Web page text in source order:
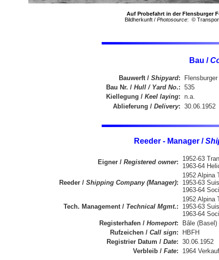
Auf Probefahrt in der Flensburger
Bildherkunft /Photosource: ©
Bau /
Bauwerft / Shipyard:
Bau Nr. / Hull / Yard No.: 535
Kiellegung / Keel laying: n.a.
Ablieferung / Delivery: 30.06.1952
Reeder - Manager /
Eigner / Registered owner:
1952-63
1963-64
Reeder / Shipping Company (Manager):
1952 Alpina
1953-63
1963-64
Tech. Management / Technical Mgmt.:
1952 Alpina
1953-63
1963-64
Registerhafen /Homeport:
Bâle (Basel)
Rufzeichen / Call sign:
HBFH
Registrier Datum /Date: 30.06.1952
Verbleib / Fate: 1964